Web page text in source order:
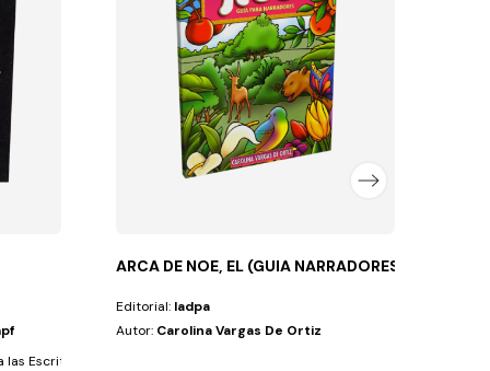
Escrituras y el Espíritu de Profecía,...
ARCA DE NOE, EL (GUIA NARRADORES)
Editorial: Iadpa
Autor: Carolina Vargas De Ortiz